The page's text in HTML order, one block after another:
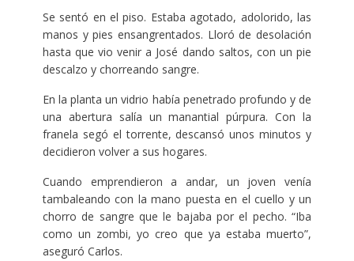
Se sentó en el piso. Estaba agotado, adolorido, las
manos y pies ensangrentados. Lloró de desolación
hasta que vio venir a José dando saltos, con un pie
descalzo y chorreando sangre.
En la planta un vidrio había penetrado profundo y de
una abertura salía un manantial púrpura. Con la
franela segó el torrente, descansó unos minutos y
decidieron volver a sus hogares.
Cuando emprendieron a andar, un joven venía
tambaleando con la mano puesta en el cuello y un
chorro de sangre que le bajaba por el pecho. “Iba
como un zombi, yo creo que ya estaba muerto”,
aseguró Carlos.